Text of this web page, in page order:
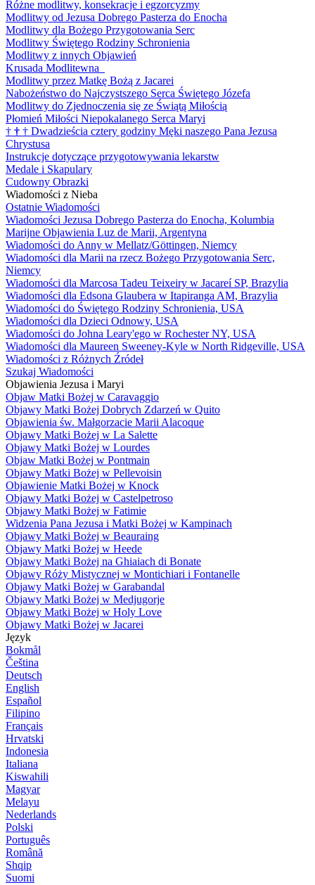
Różne modlitwy, konsekracje i egzorcyzmy
Modlitwy od Jezusa Dobrego Pasterza do Enocha
Modlitwy dla Bożego Przygotowania Serc
Modlitwy Świętego Rodziny Schronienia
Modlitwy z innych Objawień
Krusada Modlitewna
Modlitwy przez Matkę Bożą z Jacarei
Nabożeństwo do Najczystszego Serca Świętego Józefa
Modlitwy do Zjednoczenia się ze Świątą Miłością
Płomień Miłości Niepokalanego Serca Maryi
† † † Dwadzieścia cztery godziny Męki naszego Pana Jezusa
Chrystusa
Instrukcje dotyczące przygotowywania lekarstw
Medale i Skapulary
Cudowny Obrazki
Wiadomości z Nieba
Ostatnie Wiadomości
Wiadomości Jezusa Dobrego Pasterza do Enocha, Kolumbia
Marijne Objawienia Luz de Marii, Argentyna
Wiadomości do Anny w Mellatz/Göttingen, Niemcy
Wiadomości dla Marii na rzecz Bożego Przygotowania Serc,
Niemcy
Wiadomości dla Marcosa Tadeu Teixeiry w Jacareí SP, Brazylia
Wiadomości dla Edsona Glaubera w Itapiranga AM, Brazylia
Wiadomości do Świętego Rodziny Schronienia, USA
Wiadomości dla Dzieci Odnowy, USA
Wiadomości do Johna Leary'ego w Rochester NY, USA
Wiadomości dla Maureen Sweeney-Kyle w North Ridgeville, USA
Wiadomości z Różnych Źródeł
Szukaj Wiadomości
Objawienia Jezusa i Maryi
Objaw Matki Bożej w Caravaggio
Objawy Matki Bożej Dobrych Zdarzeń w Quito
Objawienia św. Małgorzacie Marii Alacoque
Objawy Matki Bożej w La Salette
Objawy Matki Bożej w Lourdes
Objaw Matki Bożej w Pontmain
Objawy Matki Bożej w Pellevoisin
Objawienie Matki Bożej w Knock
Objawy Matki Bożej w Castelpetroso
Objawy Matki Bożej w Fatimie
Widzenia Pana Jezusa i Matki Bożej w Kampinach
Objawy Matki Bożej w Beauraing
Objawy Matki Bożej w Heede
Objawy Matki Bożej na Ghiaiach di Bonate
Objawy Róży Mistycznej w Montichiari i Fontanelle
Objawy Matki Bożej w Garabandal
Objawy Matki Bożej w Medjugorje
Objawy Matki Bożej w Holy Love
Objawy Matki Bożej w Jacarei
Język
Bokmål
Čeština
Deutsch
English
Español
Filipino
Français
Hrvatski
Indonesia
Italiana
Kiswahili
Magyar
Melayu
Nederlands
Polski
Português
Română
Shqip
Suomi